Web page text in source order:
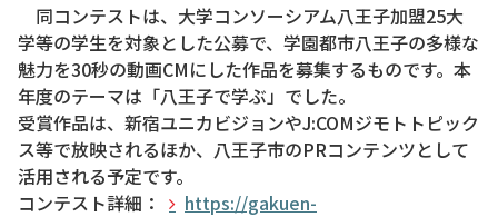
同コンテストは、大学コンソーシアム八王子加盟25大
学等の学生を対象とした公募で、学園都市八王子の多様な
魅力を30秒の動画CMにした作品を募集するものです。本
年度のテーマは「八王子で学ぶ」でした。
受賞作品は、新宿ユニカビジョンやJ:COMジモトトピック
ス等で放映されるほか、八王子市のPRコンテンツとして
活用される予定です。
コンテスト詳細：
https://gakuen-